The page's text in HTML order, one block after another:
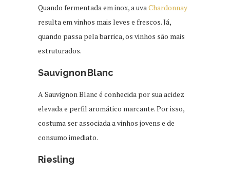
Quando fermentada em inox, a uvaChardonnay
resulta em vinhos mais leves e frescos. Já,
quando passa pela barrica, os vinhos são mais
estruturados.
Sauvignon Blanc
A Sauvignon Blanc é conhecida por sua acidez
elevada e perfil aromático marcante. Por isso,
costuma ser associada a vinhos jovens e de
consumo imediato.
Riesling